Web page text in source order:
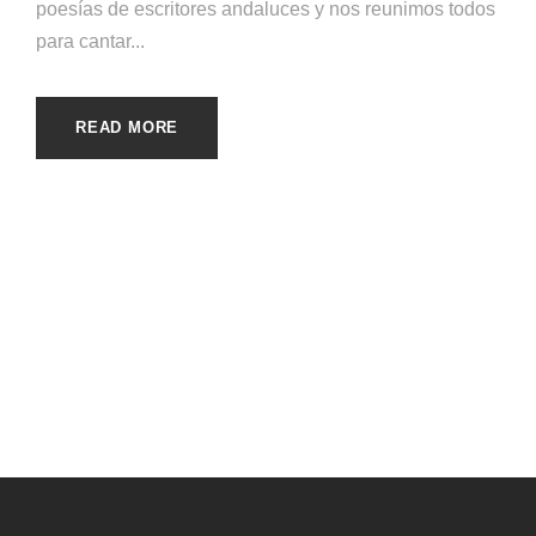
poesías de escritores andaluces y nos reunimos todos
para cantar...
READ MORE